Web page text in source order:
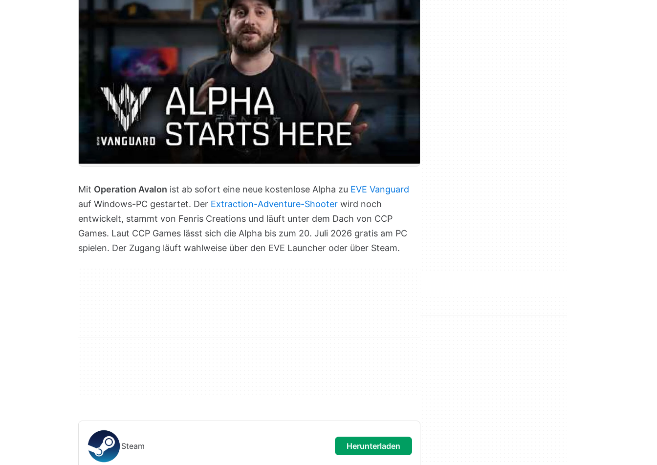
Mit Operation Avalon ist ab sofort eine neue kostenlose Alpha zu EVE Vanguard
auf Windows-PC gestartet. Der Extraction-Adventure-Shooter wird noch
entwickelt, stammt von Fenris Creations und läuft unter dem Dach von CCP
Games. Laut CCP Games lässt sich die Alpha bis zum 20. Juli 2026 gratis am PC
spielen. Der Zugang läuft wahlweise über den EVE Launcher oder über Steam.
Steam herunterladen